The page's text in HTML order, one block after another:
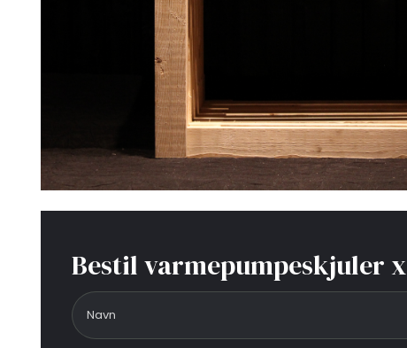
Bestil varmepumpeskjuler x